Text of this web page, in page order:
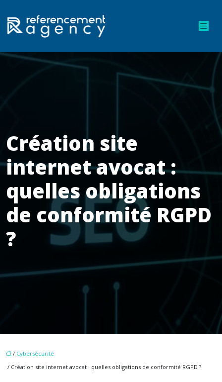
Création site
internet avocat :
quelles obligations
de conformité RGPD
?
/ Cybersécurité
/ Création site internet avocat : quelles obligations de conformité RGPD ?